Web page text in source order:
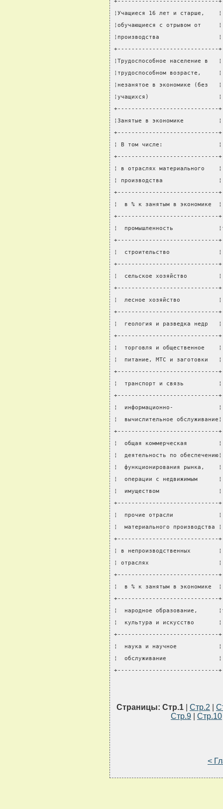
¦Учащиеся 16 лет и
¦обучающиеся с
¦производства
+-----------------------------
¦Трудоспособное
¦трудоспособном
¦незанятое в
¦учащихся)
+-----------------------------
¦Занятые в экономике
+-----------------------------
¦ В том числе:
+-----------------------------
¦ в отраслях
¦ производства
+-----------------------------
¦  в % к занятым в
+-----------------------------
¦  промышленность
+-----------------------------
¦  строительство
+-----------------------------
¦  сельское хозяйство
+-----------------------------
¦  лесное хозяйство
+-----------------------------
¦  геология и разведка
+-----------------------------
¦  торговля и
¦  питание, МТС и
+-----------------------------
¦  транспорт и связь
+-----------------------------
¦  информационно-
¦  вычислительное
+-----------------------------
¦  общая коммерческая
¦  деятельность по
¦  функционирования
¦  операции с
¦  имуществом
+-----------------------------
¦  прочие отрасли
¦  материального
+-----------------------------
¦ в непроизводственных
¦ отраслях
+-----------------------------
¦  в % к занятым в
+-----------------------------
¦  народное образование,
¦  культура и
+-----------------------------
¦  наука и научное
¦  обслуживание
+-----------------------------
Страницы: Стр.1 Стр.2
Стр.9
Стр.10
<